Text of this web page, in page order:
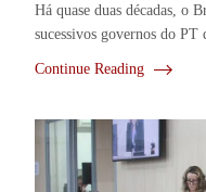
Há quase duas décadas, o
sucessivos governos do PT
Continue Reading